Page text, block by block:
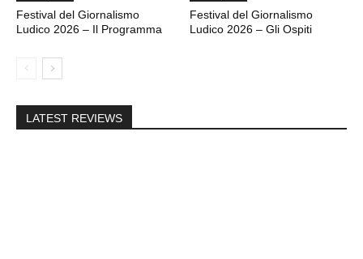
Festival del Giornalismo
Ludico 2026 – Il Programma
Festival del Giornalismo
Ludico 2026 – Gli Ospiti
LATEST REVIEWS